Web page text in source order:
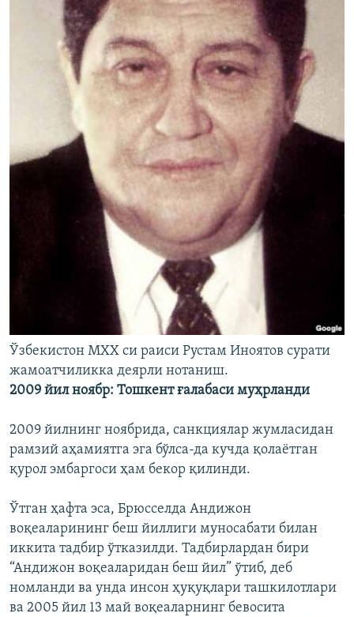
Ўзбекистон МХХ си раиси Рустам Иноятов сурати
жамоатчиликка деярли нотаниш.
2009 йил ноябр: Тошкент ғалабаси муҳрланди
2009 йилнинг ноябрида, санкциялар жумласидан
рамзий аҳамиятга эга бўлса-да кучда қолаётган
қурол эмбаргоси ҳам бекор қилинди.
Ўтган ҳафта эса, Брюсселда Андижон
воқеаларининг беш йиллиги муносабати билан
иккита тадбир ўтказилди. Тадбирлардан бири
“Андижон воқеаларидан беш йил” ўтиб, деб
номланди ва унда инсон ҳуқуқлари ташкилотлари
ва 2005 йил 13 май воқеаларнинг бевосита